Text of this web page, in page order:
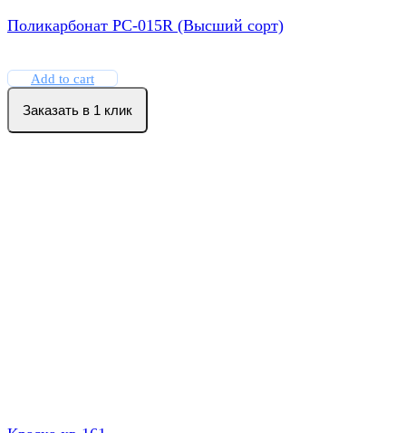
Поликарбонат РС-015R (Высший сорт)
Add to cart
Заказать в 1 клик